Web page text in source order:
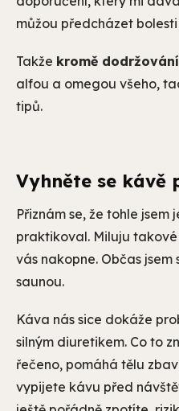
můžou předcházet
Takže kromě
alfou a omegou všeho,
tipů.
Vyhněte se kávě
Přiznám se, že tohle jsem
praktikoval. Miluju
vás nakopne. Občas
saunou.
Káva nás sice dokáže
silným diuretikem. Co to
řečeno, pomáhá tělu
vypijete kávu před